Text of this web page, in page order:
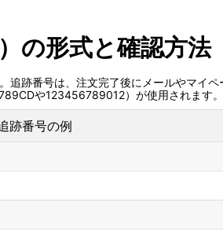
の形式と確認方法
跡番号は、注文完了後にメールやマイ
や123456789012）が使用されます。
跡番号の例